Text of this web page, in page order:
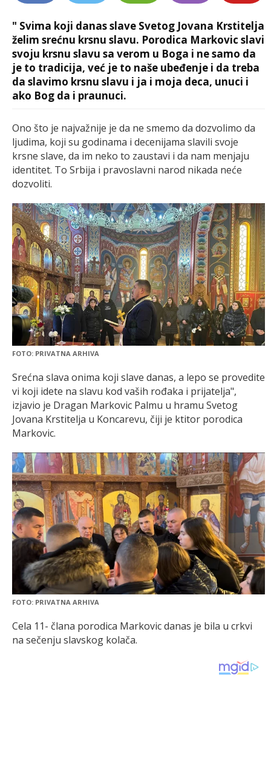
" Svima koji danas slave Svetog Jovana Krstitelja
želim srećnu krsnu slavu. Porodica Markovic slavi
svoju krsnu slavu sa verom u Boga i ne samo da
je to tradicija, već je to naše ubeđenje i da treba
da slavimo krsnu slavu i ja i moja deca, unuci i
ako Bog da i praunuci.
Ono što je najvažnije je da ne smemo da dozvolimo da
ljudima, koji su godinama i decenijama slavili svoje
krsne slave, da im neko to zaustavi i da nam menjaju
identitet. To Srbija i pravoslavni narod nikada neće
dozvoliti.
FOTO: PRIVATNA ARHIVA
Srećna slava onima koji slave danas, a lepo se provedite
vi koji idete na slavu kod vaših rođaka i prijatelja",
izjavio je Dragan Markovic Palmu u hramu Svetog
Jovana Krstitelja u Koncarevu, čiji je ktitor porodica
Markovic.
FOTO: PRIVATNA ARHIVA
Cela 11- člana porodica Markovic danas je bila u crkvi
na sečenju slavskog kolača.